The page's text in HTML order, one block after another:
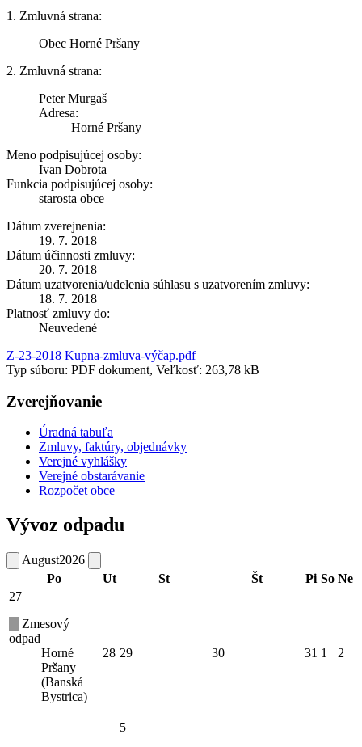
1. Zmluvná strana:
Obec Horné Pršany
2. Zmluvná strana:
Peter Murgaš
Adresa:
Horné Pršany
Meno podpisujúcej osoby:
Ivan Dobrota
Funkcia podpisujúcej osoby:
starosta obce
Dátum zverejnenia:
19. 7. 2018
Dátum účinnosti zmluvy:
20. 7. 2018
Dátum uzatvorenia/udelenia súhlasu s uzatvorením zmluvy:
18. 7. 2018
Platnosť zmluvy do:
Neuvedené
Z-23-2018 Kupna-zmluva-výčap.pdf
Typ súboru: PDF dokument, Veľkosť: 263,78 kB
Zverejňovanie
Úradná tabuľa
Zmluvy, faktúry, objednávky
Verejné vyhlášky
Verejné obstarávanie
Rozpočet obce
Vývoz odpadu
August2026
Po
Ut St Št Pi So Ne
27
Zmesový
odpad
Horné
Pršany
(Banská
Bystrica)
28 29 30 31 1 2
5